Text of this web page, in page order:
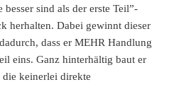
sind als der erste Teil”-
herhalten. Dabei gewinnt dieser
dass er MEHR Handlung
eins. Ganz hinterhältig baut er
die keinerlei direkte